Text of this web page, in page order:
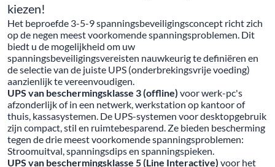
kiezen!
Het beproefde 3-5-9 spanningsbeveiligingsconcept richt zich
op de negen meest voorkomende spanningsproblemen. Dit
biedt u de mogelijkheid om uw
spanningsbeveiligingsvereisten nauwkeurig te definiëren en
de selectie van de juiste UPS (onderbrekingsvrije voeding)
aanzienlijk te vereenvoudigen.
UPS van beschermingsklasse 3 (offline) voor werk-pc's
afzonderlijk of in een netwerk, werkstation op kantoor of
thuis, kassasystemen. De UPS-systemen voor desktopgebruik
zijn compact, stil en ruimtebesparend. Ze bieden bescherming
tegen de drie meest voorkomende spanningsproblemen:
Stroomuitval, spanningsdips en spanningspieken.
UPS van beschermingsklasse 5 (Line Interactive) voor het